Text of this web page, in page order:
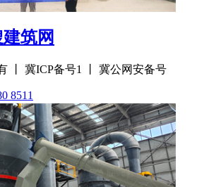
筑网
丨 冀ICP备号1 丨 冀公网安备号
8511